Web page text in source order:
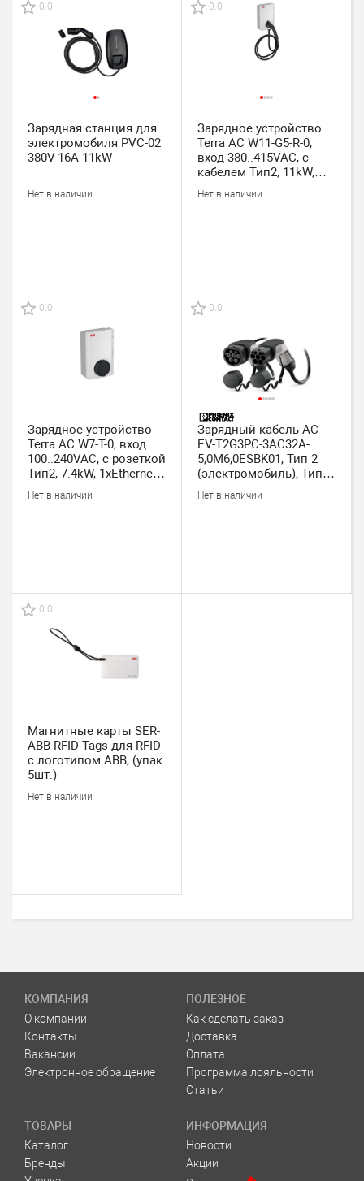
0.0
Зарядная станция для
электромобиля PVC-02
380V-16A-11kW
Нет в наличии
0.0
Зарядное устройство
Terra AC W11-G5-R-0,
вход 380..415VAC, с
кабелем Тип2, 11kW,
RFID, 1xEthernet, IP54
Нет в наличии
0.0
Зарядное устройство
Terra AC W7-T-0, вход
100..240VAC, с розеткой
Тип2, 7.4kW, 1xEthernet,
IP54
Нет в наличии
0.0
Зарядный кабель AC
EV-T2G3PC-3AC32A-
5,0M6,0ESBK01, Тип 2
(электромобиль), Тип 2
(зар. станция), 3Ph,
480VAC, 32A, 5m,
Нет в наличии
0.0
Магнитные карты SER-
ABB-RFID-Tags для RFID
с логотипом ABB, (упак.
5шт.)
Нет в наличии
КОМПАНИЯ
О компании
Контакты
Вакансии
Электронное обращение
ПОЛЕЗНОЕ
Как сделать заказ
Доставка
Оплата
Программа лояльности
Статьи
ТОВАРЫ
Каталог
Бренды
ИНФОРМАЦИЯ
Новости
Акции